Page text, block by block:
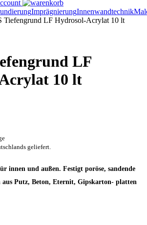
ImprägnierungInnenwandtechnik
Tiefengrund LF Hydrosol-Acrylat 10 lt
LF
10 lt
geliefert.
innen und außen. Festigt poröse, sandende
aus Putz, Beton, Eternit, Gipskarton- platten